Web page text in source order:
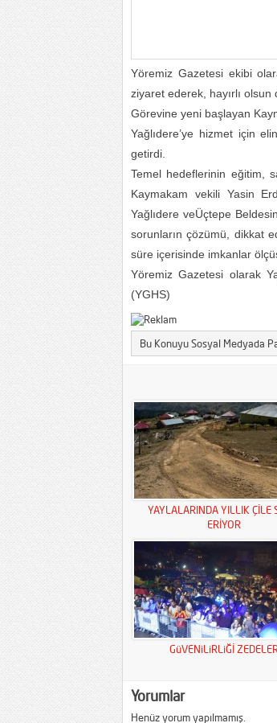
Yöremiz Gazetesi ekibi
ziyaret ederek, hayırlı olsun
Görevine yeni başlayan
Yağlıdere’ye hizmet için
getirdi.
Temel hedeflerinin eğitim,
Kaymakam vekili Yasin
Yağlıdere veÜçtepe
sorunların çözümü, dikkat
süre içerisinde imkanlar
Yöremiz Gazetesi olarak
(YGHS)
Bu Konuyu Sosyal Medyada
YAYLALARINDA YILLIK ÇİLE
ERİYOR
GüVENiLiRLiĞİ
Yorumlar
Henüz yorum yapılmamış.